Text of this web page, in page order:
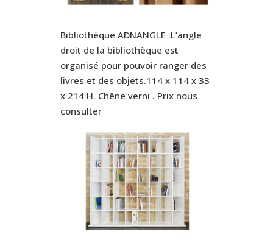
Bibliothèque ADNANGLE :L’angle
droit de la bibliothèque est
organisé pour pouvoir ranger des
livres et des objets.114 x 114 x 33
x 214 H. Chêne verni . Prix nous
consulter